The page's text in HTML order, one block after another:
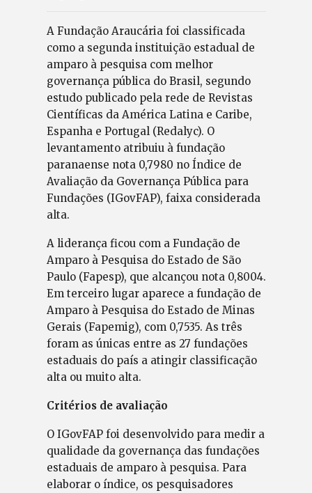
A Fundação Araucária foi classificada
como a segunda instituição estadual de
amparo à pesquisa com melhor
governança pública do Brasil, segundo
estudo publicado pela rede de Revistas
Científicas da América Latina e Caribe,
Espanha e Portugal (Redalyc). O
levantamento atribuiu à fundação
paranaense nota 0,7980 no Índice de
Avaliação da Governança Pública para
Fundações (IGovFAP), faixa considerada
alta.
A liderança ficou com a Fundação de
Amparo à Pesquisa do Estado de São
Paulo (Fapesp), que alcançou nota 0,8004.
Em terceiro lugar aparece a fundação de
Amparo à Pesquisa do Estado de Minas
Gerais (Fapemig), com 0,7535. As três
foram as únicas entre as 27 fundações
estaduais do país a atingir classificação
alta ou muito alta.
Critérios de avaliação
O IGovFAP foi desenvolvido para medir a
qualidade da governança das fundações
estaduais de amparo à pesquisa. Para
elaborar o índice, os pesquisadores